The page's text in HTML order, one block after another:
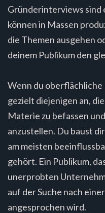
Gründerinterviews sind
können in Massen
die Themen ausgehen
deinem Publikum den
Wenn du
gezielt diejenigen an,
Materie zu befassen
anzustellen. Du baust
am meisten
gehört. Ein Publikum,
unerprobten
auf der Suche nach
angesprochen wird.